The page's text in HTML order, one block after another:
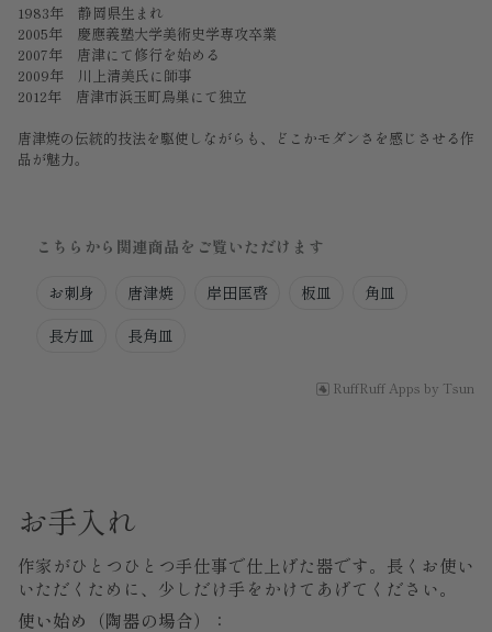
1983年 静岡県生まれ
2005年 慶應義塾大学美術史学専攻卒業
2007年 唐津にて修行を始める
2009年 川上清美氏に師事
2012年 唐津市浜玉町鳥巣にて独立
唐津焼の伝統的技法を駆使しながらも、どこかモダンさを感じさせる作
品が魅力。
こちらから関連商品をご覧いただけます
お刺身 唐津焼 岸田匡啓 板皿
角皿
長方皿
長角皿
RuffRuff Apps by Tsun
お手入れ
作家がひとつひとつ手仕事で仕上げた器です。長くお使い
いただくために、少しだけ手をかけてあげてください。
使い始め（陶器の場合）：